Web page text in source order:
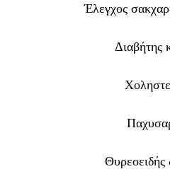
Έλεγχος
Διαβήτης
Θυρεοειδής